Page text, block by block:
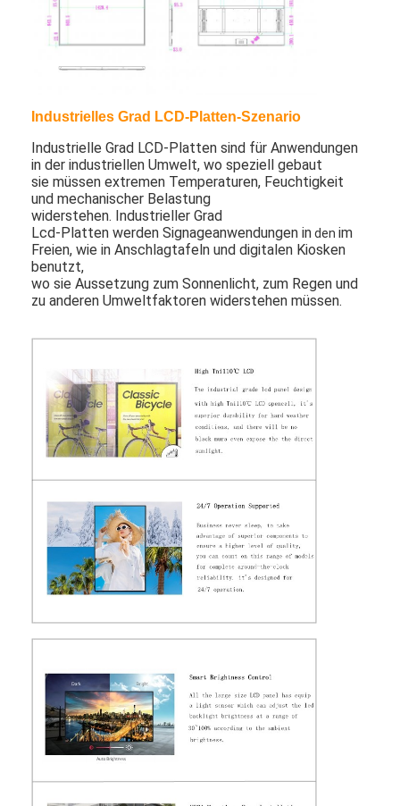
Antrieb im Freien durch Menü-Bretter
kleine lcd-Platte
Offener Rahmen LCD-Platte
Optisch gebundener LCD
Offener Rahmen LCD-Monitor
Innen-Digital-Menü-Brett
Wasserdichte digitale Beschilderung
Digital-Plakat im Freien
Ausgedehnte LCD-Platte
Funktionierender Temp. 0° - °C50 0° -
Speichertemp.
-20° -°C -20° -
Industrielles Grad LCD-Platten-Szenario
Industrielle Grad LCD-Platten sind für Anwendungen
in der industriellen Umwelt, wo speziell gebaut
sie müssen extremen Temperaturen, Feuchtigkeit
und mechanischer Belastung
widerstehen. Industrieller Grad
Lcd-Platten werden Signageanwendungen indenim
Freien, wie in Anschlagtafeln und digitalen Kiosken
benutzt,
wo sie Aussetzung zum Sonnenlicht, zum Regen und
zu anderen Umweltfaktoren widerstehen müssen.